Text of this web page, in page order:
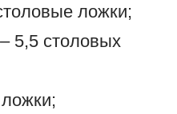
ложки;
5,5 столовых